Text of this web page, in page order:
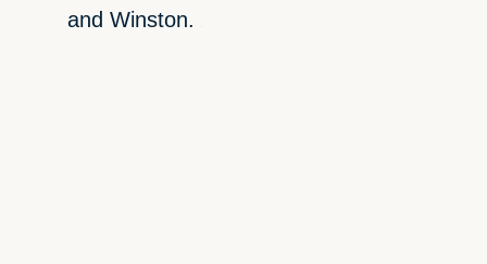
and Winston.